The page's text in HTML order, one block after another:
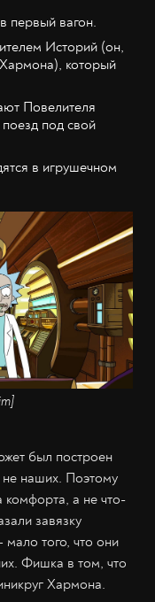
первый вагон.
Историй (он,
который
Повелителя
под свой
в игрушечном
был построен
наших. Поэтому
комфорта, а не что-
завязку
мало того, что они
Фишка в том, что
Хармона.